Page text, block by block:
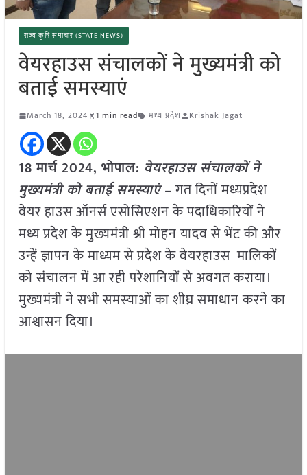
राज्य कृषि समाचार (STATE NEWS)
वेयरहाउस संचालकों ने मुख्यमंत्री को
बताई समस्याएं
March 18, 2024 1 min read मध्य प्रदेश Krishak Jagat
18 मार्च 2024, भोपाल: वेयरहाउस संचालकों ने
मुख्यमंत्री को बताई समस्याएं– गत दिनों मध्यप्रदेश
वेयर हाउस ऑनर्स एसोसिएशन के पदाधिकारियों ने
मध्य प्रदेश के मुख्यमंत्री श्री मोहन यादव से भेंट की और
उन्हें ज्ञापन के माध्यम से प्रदेश के वेयरहाउस मालिकों
को संचालन में आ रही परेशानियों से अवगत कराया।
मुख्यमंत्री ने सभी समस्याओं का शीघ्र समाधान करने का
आश्वासन दिया।